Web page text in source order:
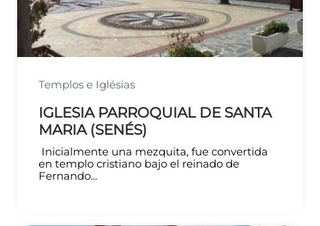
Templos e Iglésias
IGLESIA PARROQUIAL DE SANTA
MARIA (SENÉS)
Inicialmente una mezquita, fue convertida
en templo cristiano bajo el reinado de
Fernando...